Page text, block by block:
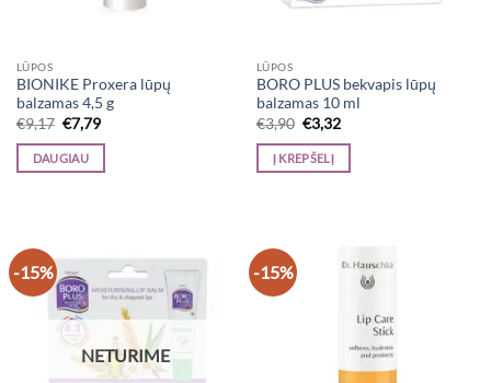
LŪPOS
BIONIKE Proxera lūpų
balzamas 4,5 g
€9,17 Original
price
was:
€9,17.
€7,79Current
is:
DAUGIAU
LŪPOS
BORO PLUS bekvapis lūpų
balzamas 10 ml
€3,90 Original
price
was:
€3,90.
€3,32Current
is:
Į KREPŠELĮ
-15%
NETURIME
-15%